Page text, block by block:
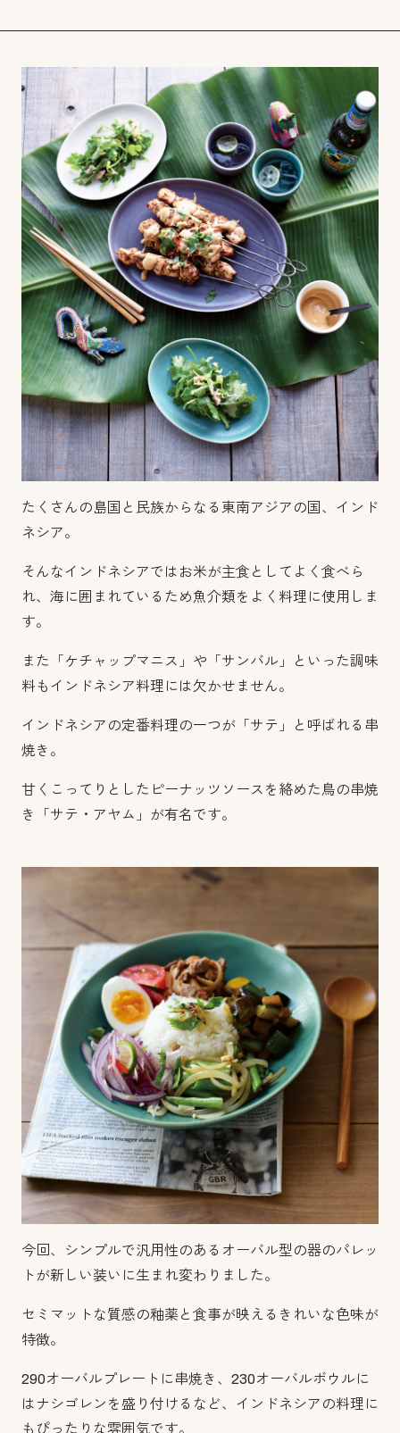
たくさんの島国と民族からなる東南アジアの国、インド
ネシア。
そんなインドネシアではお米が主食としてよく食べら
れ、海に囲まれているため魚介類をよく料理に使用しま
す。
また「ケチャップマニス」や「サンバル」といった調味
料もインドネシア料理には欠かせません。
インドネシアの定番料理の一つが「サテ」と呼ばれる串
焼き。
甘くこってりとしたピーナッツソースを絡めた鳥の串焼
き「サテ・アヤム」が有名です。
今回、シンプルで汎用性のあるオーバル型の器のパレッ
トが新しい装いに生まれ変わりました。
セミマットな質感の釉薬と食事が映えるきれいな色味が
特徴。
290オーバルプレートに串焼き、230オーバルボウルに
はナシゴレンを盛り付けるなど、インドネシアの料理に
もぴったりな雰囲気です。